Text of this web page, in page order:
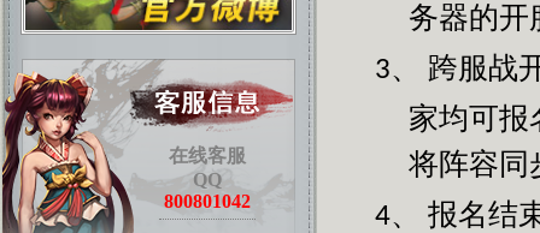
在线客服
QQ
800801042
务器的开
3、
跨服战
家均可报
将阵容同
4、
报名结